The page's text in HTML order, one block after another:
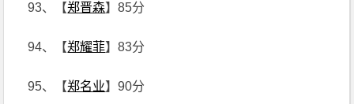
93、【郑晋森】85分
94、【郑耀菲】83分
95、【郑名业】90分